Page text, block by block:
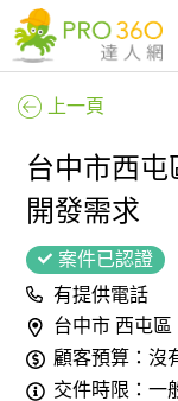
上一頁
台中市西屯
開發需求
案件已認證
有提供電話
台中市 西屯區
顧客預算：沒
交件時限：一